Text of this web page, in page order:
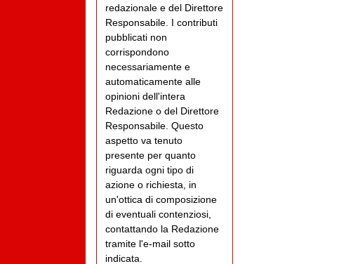
redazionale e del Direttore
Responsabile. I contributi
pubblicati non
corrispondono
necessariamente e
automaticamente alle
opinioni dell'intera
Redazione o del Direttore
Responsabile. Questo
aspetto va tenuto
presente per quanto
riguarda ogni tipo di
azione o richiesta, in
un'ottica di composizione
di eventuali contenziosi,
contattando la Redazione
tramite l'e-mail sotto
indicata.